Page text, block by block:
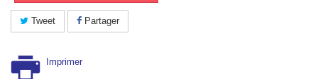
Tweet Partager
Imprimer